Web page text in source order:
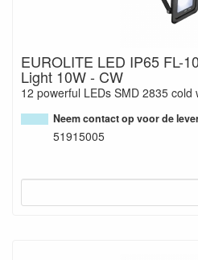
EUROLITE LED IP65 FL-
Light 10W - CW
12 powerful LEDs SMD 2835 cold
Neem contact op voor de
51915005